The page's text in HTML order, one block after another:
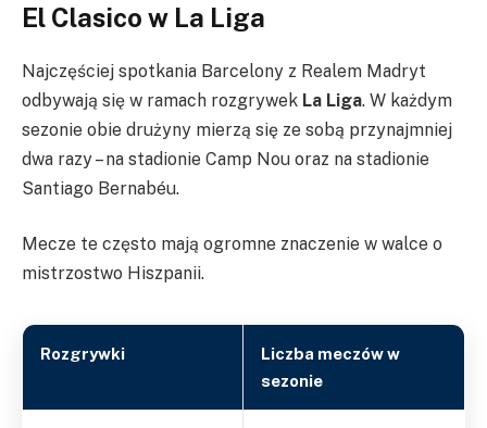
El Clasico w La Liga
Najczęściej spotkania Barcelony z Realem Madryt
odbywają się w ramach rozgrywek La Liga. W każdym
sezonie obie drużyny mierzą się ze sobą przynajmniej
dwa razy – na stadionie Camp Nou oraz na stadionie
Santiago Bernabéu.
Mecze te często mają ogromne znaczenie w walce o
mistrzostwo Hiszpanii.
Rozgrywki
Liczba meczów w
sezonie